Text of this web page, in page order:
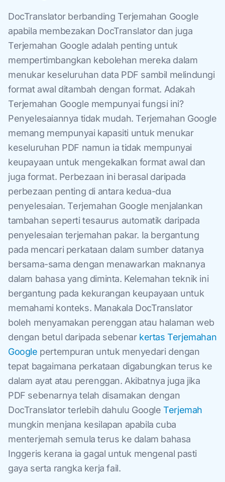
DocTranslator berbanding Terjemahan Google
apabila membezakan DocTranslator dan juga
Terjemahan Google adalah penting untuk
mempertimbangkan kebolehan mereka dalam
menukar keseluruhan data PDF sambil melindungi
format awal ditambah dengan format. Adakah
Terjemahan Google mempunyai fungsi ini?
Penyelesaiannya tidak mudah. Terjemahan Google
memang mempunyai kapasiti untuk menukar
keseluruhan PDF namun ia tidak mempunyai
keupayaan untuk mengekalkan format awal dan
juga format. Perbezaan ini berasal daripada
perbezaan penting di antara kedua-dua
penyelesaian. Terjemahan Google menjalankan
tambahan seperti tesaurus automatik daripada
penyelesaian terjemahan pakar. Ia bergantung
pada mencari perkataan dalam sumber datanya
bersama-sama dengan menawarkan maknanya
dalam bahasa yang diminta. Kelemahan teknik ini
bergantung pada kekurangan keupayaan untuk
memahami konteks. Manakala DocTranslator
boleh menyamakan perenggan atau halaman web
dengan betul daripada sebenar kertas Terjemahan
Google pertempuran untuk menyedari dengan
tepat bagaimana perkataan digabungkan terus ke
dalam ayat atau perenggan. Akibatnya juga jika
PDF sebenarnya telah disamakan dengan
DocTranslator terlebih dahulu GoogleTerjemah
mungkin menjana kesilapan apabila cuba
menterjemah semula terus ke dalam bahasa
Inggeris kerana ia gagal untuk mengenal pasti
gaya serta rangka kerja fail.